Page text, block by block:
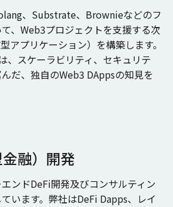
、Substrate、Brownieなどのフ
、Web3プロジェクトを支援する次
アプリケーション）を構築します。
、スケーラビリティ、セキュリテ
だ、独自のWeb3 DAppsの知見を
融）開発
ンドDeFi開発及びコンサルティン
います。弊社はDeFi Dapps、レイ